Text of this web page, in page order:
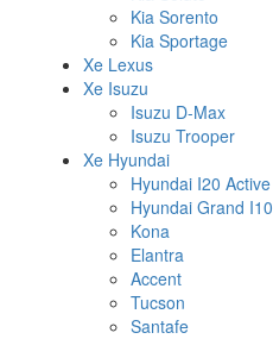
Kia Sorento
Kia Sportage
Xe Lexus
Xe Isuzu
Isuzu D-Max
Isuzu Trooper
Xe Hyundai
Hyundai I20 Active
Hyundai Grand I10
Kona
Elantra
Accent
Tucson
Santafe